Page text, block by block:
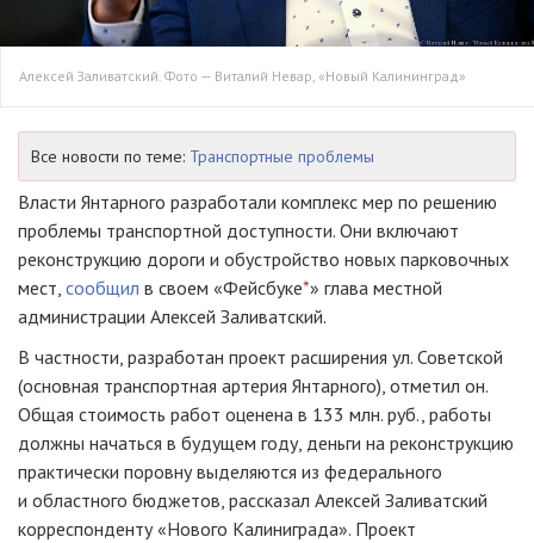
Алексей Заливатский. Фото — Виталий Невар, «Новый Калининград»
Все новости по теме: Транспортные проблемы
Власти Янтарного разработали комплекс мер по решению
проблемы транспортной доступности. Они включают
реконструкцию дороги и обустройство новых парковочных
мест, сообщил в своем «Фейсбуке*» глава местной
администрации Алексей Заливатский.
В частности, разработан проект расширения ул. Советской
(основная транспортная артерия Янтарного), отметил он.
Общая стоимость работ оценена в 133 млн. руб., работы
должны начаться в будущем году, деньги на реконструкцию
практически поровну выделяются из федерального
и областного бюджетов, рассказал Алексей Заливатский
корреспонденту «Нового Калиниграда». Проект